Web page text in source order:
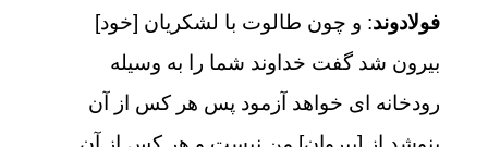
فولادوند: و چون طالوت با لشكريان [خود]
بيرون شد گفت‏ خداوند شما را به وسيله
رودخانه‏ اى خواهد آزمود پس هر كس از آن